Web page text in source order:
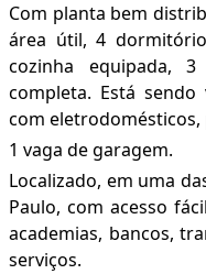
Com planta bem
área útil, 4
cozinha equipada,
completa. Está
com
1 vaga de garagem.
Localizado, em uma
Paulo, com acesso
academias, bancos,
serviços.